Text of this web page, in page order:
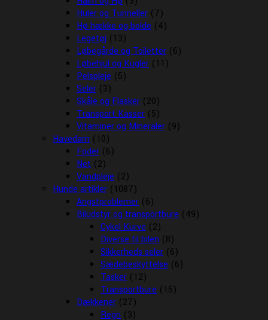
Huler og Tunneller (7)
Hø hække og bolde (4)
Legetøj (13)
Løbegårde og Toiletter (6)
Løbehjul og Kugler (11)
Pelspleje (5)
Seler (3)
Skåle og Flasker (20)
Transport Kasser (5)
Vitaminer og Mineraler (9)
Havedam (10)
Foder (6)
Net (2)
Vandpleje (2)
Hunde artikler (1087)
Angstproblemer (6)
Biludstyr og transportbure (49)
Cykel Kurve (2)
Diverse til bilen (8)
Sikkerheds seler (6)
Sædebeskyttelse (6)
Tasker (12)
Transportbure (15)
Dækkener (27)
Regn (3)